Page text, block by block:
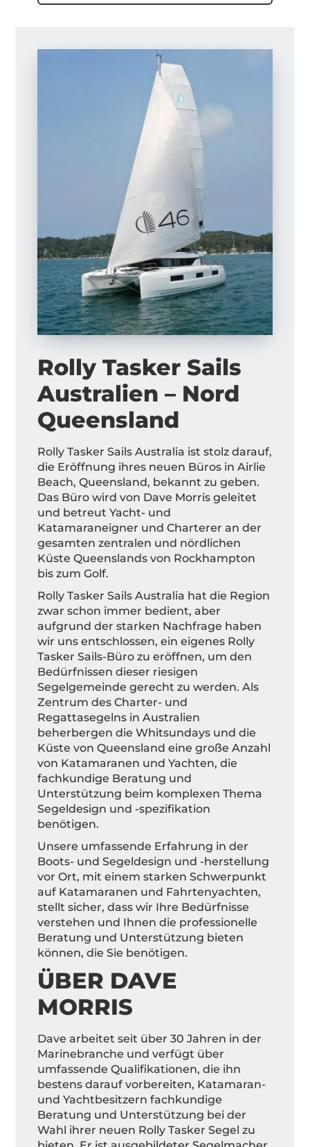
Rolly Tasker Sails
Australien – Nord
Queensland
Rolly Tasker Sails Australia ist stolz darauf,
die Eröffnung ihres neuen Büros in Airlie
Beach, Queensland, bekannt zu geben.
Das Büro wird von Dave Morris geleitet
und betreut Yacht- und
Katamaraneigner und Charterer an der
gesamten zentralen und nördlichen
Küste Queenslands von Rockhampton
bis zum Golf.
Rolly Tasker Sails Australia hat die Region
zwar schon immer bedient, aber
aufgrund der starken Nachfrage haben
wir uns entschlossen, ein eigenes Rolly
Tasker Sails-Büro zu eröffnen, um den
Bedürfnissen dieser riesigen
Segelgemeinde gerecht zu werden. Als
Zentrum des Charter- und
Regattasegelns in Australien
beherbergen die Whitsundays und die
Küste von Queensland eine große Anzahl
von Katamaranen und Yachten, die
fachkundige Beratung und
Unterstützung beim komplexen Thema
Segeldesign und -spezifikation
benötigen.
Unsere umfassende Erfahrung in der
Boots- und Segeldesign und -herstellung
vor Ort, mit einem starken Schwerpunkt
auf Katamaranen und Fahrtenyachten,
stellt sicher, dass wir Ihre Bedürfnisse
verstehen und Ihnen die professionelle
Beratung und Unterstützung bieten
können, die Sie benötigen.
ÜBER DAVE
MORRIS
Dave arbeitet seit über 30 Jahren in der
Marinebranche und verfügt über
umfassende Qualifikationen, die ihn
bestens darauf vorbereiten, Katamaran-
und Yachtbesitzern fachkundige
Beratung und Unterstützung bei der
Wahl ihrer neuen Rolly Tasker Segel zu